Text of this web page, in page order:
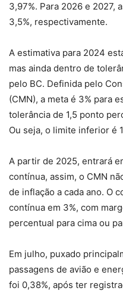
3,97%. Para 2026 e 2027,
3,5%, respectivamente.
A estimativa para 2024
mas ainda dentro de
pelo BC. Definida pelo
(CMN), a meta é 3% para
tolerância de 1,5 ponto
Ou seja, o limite inferior é
A partir de 2025, entrará
contínua, assim, o CMN
de inflação a cada ano. O
contínua em 3%, com
percentual para cima ou
Em julho, puxado
passagens de avião e
foi 0,38%, após ter